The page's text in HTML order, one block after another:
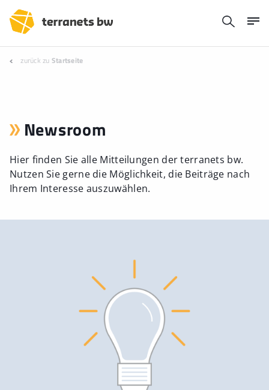
zurück zu Startseite
Newsroom
Hier finden Sie alle Mitteilungen der terranets bw.
Nutzen Sie gerne die Möglichkeit, die Beiträge nach
Ihrem Interesse auszuwählen.